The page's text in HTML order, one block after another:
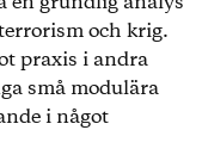
och krig.
praxis i andra
små modulära
i något